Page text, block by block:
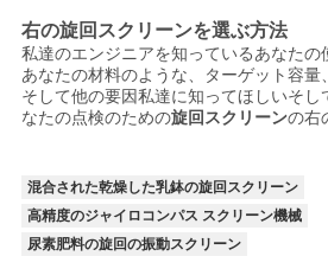
右の旋回スクリーンを選ぶ方法
私達のエンジニアを知っているあなたの
あなたの材料のような、ターゲット容量
そして他の要因私達に知ってほしいそし
なたの点検のための旋回スクリーンの右
混合された乾燥した乳鉢の旋回スクリーン
高精度のジャイロコンパス スクリーン機械
尿素肥料の旋回の振動スクリーン